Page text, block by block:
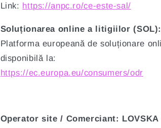
Link: https://anpc.ro/ce-este-sal/
Soluționarea online a litigiilor (SOL):
Platforma europeană de soluționare
disponibilă la:
https://ec.europa.eu/consumers/odr
Operator site / Comerciant: